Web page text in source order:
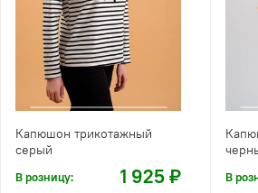
Капюшон трикотажный
серый
В розницу: 1 925 ₽ В